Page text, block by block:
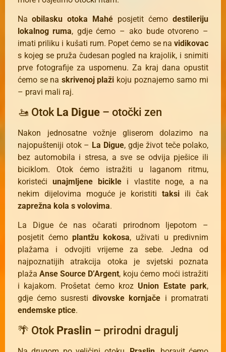
Na obilasku otoka Mahé posjetit ćemo destileriju
lokalnog ruma, gdje ćemo – ako bude otvoreno –
imati priliku i kušati rum. Popet ćemo se na vidikovac
s kojeg se pruža čudesan pogled na krajolik, i snimiti
prve fotografije za uspomenu. Za kraj dana opustit
ćemo se na skrivenoj plaži koju poznajemo samo mi
– pravi mali raj.
🚤 Otok La Digue – otočki zen
Nakon jednosatne vožnje gliserom dolazimo na
najopušteniji otok – La Digue, gdje život teče polako,
bez automobila i stresa, a sve se odvija pješice ili
biciklom. Otok ćemo istražiti u laganom ritmu,
koristeći unajmljene bicikle i vlastite noge, a na
nekim dijelovima moguće je koristiti taksi ili čak
zaprežna kola s volovima.
La Digue će nas očarati prirodnom ljepotom –
posjetit ćemo plantžu kokosa, uživati u predivnim
plažama i odvojiti vrijeme za sebe. Jedna od
najpoznatijih atrakcija otoka je svjetski poznata
plaža Anse Source D’Argent, koju ćemo moći istražiti
i kajakom. Prošetat ćemo kroz Union Estate park,
gdje ćemo susresti divovske kornjače i promatrati
endemske ptice.
🌴 Otok Praslin – prirodni dragulj